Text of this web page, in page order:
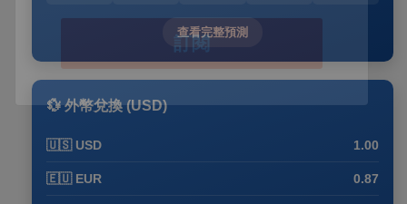
查看完整預測
💱 外幣兌換 (USD)
🇺🇸 USD 1.00
🇪🇺 EUR 0.87